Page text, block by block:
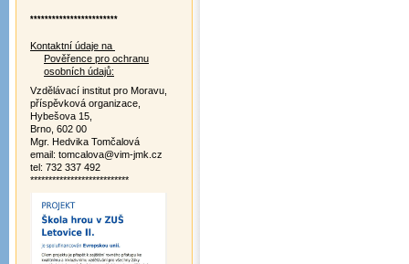
************************
Kontaktní údaje na
Pověřence pro ochranu
osobních údajů:
Vzdělávací institut pro Moravu,
příspěvková organizace,
Hybešova 15,
Brno, 602 00
Mgr. Hedvika Tomčalová
email: tomcalova@vim-jmk.cz
tel: 732 337 492
***************************